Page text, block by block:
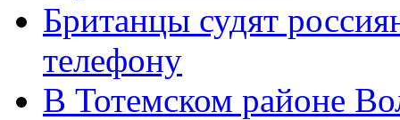
Британцы судят
телефону
В Тотемском районе